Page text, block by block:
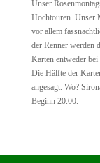
Unser
Hochtouren. Unser
vor allem
der Renner werden
Karten entweder
Die Hälfte der
angesagt. Wo?
Beginn 20.00.